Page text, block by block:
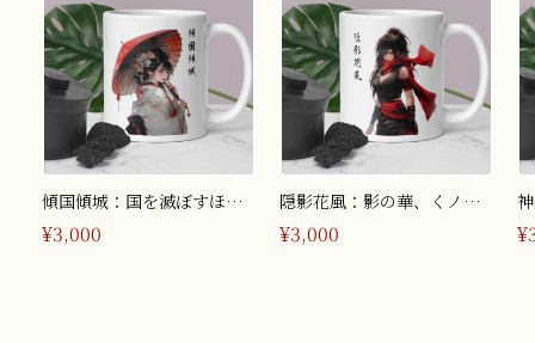
傾国傾城：国を滅ぼすほど
の美しい女性のマグカップ
¥3,000
隠影花風：影の華、くノ一
のマグカップ
¥3,000